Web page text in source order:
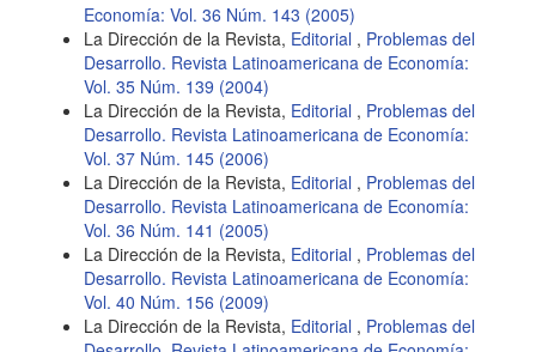
Economía: Vol. 36 Núm. 143 (2005)
La Dirección de la Revista, Editorial , Problemas del
Desarrollo. Revista Latinoamericana de Economía:
Vol. 35 Núm. 139 (2004)
La Dirección de la Revista, Editorial , Problemas del
Desarrollo. Revista Latinoamericana de Economía:
Vol. 37 Núm. 145 (2006)
La Dirección de la Revista, Editorial , Problemas del
Desarrollo. Revista Latinoamericana de Economía:
Vol. 36 Núm. 141 (2005)
La Dirección de la Revista, Editorial , Problemas del
Desarrollo. Revista Latinoamericana de Economía:
Vol. 40 Núm. 156 (2009)
La Dirección de la Revista, Editorial , Problemas del